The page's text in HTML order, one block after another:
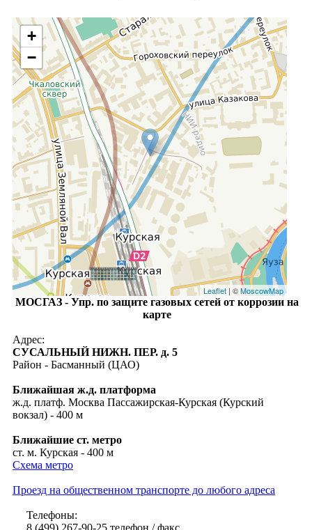
+
−
Leaflet| ©MoscowMap
МОСГАЗ - Упр. по защите газовых сетей от коррозии на
карте
Адрес:
СУСАЛЬНЫЙ НИЖН. ПЕР. д. 5
Район - Басманный (ЦАО)
Ближайшая ж.д. платформа
ж.д. платф. Москва Пассажирская-Курская (Курский
вокзал) - 400 м
Ближайшие ст. метро
ст. м. Курская - 400 м
Схема метро
Проезд на общественном транспорте до любого адреса
Телефоны: